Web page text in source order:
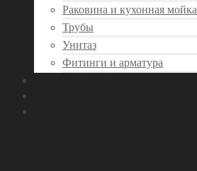
Раковина и кухонная мойка
Трубы
Унитаз
Фитинги и арматура